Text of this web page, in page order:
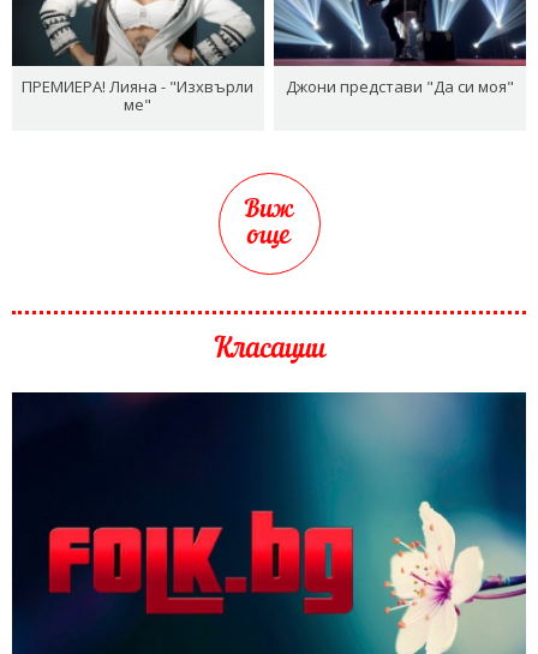
ПРЕМИЕРА! Лияна - "Изхвърли
ме"
Джони представи "Да си моя"
Виж
още
Класации